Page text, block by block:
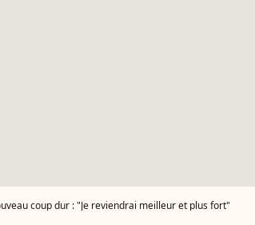
coup dur : "Je reviendrai meilleur et plus fort"